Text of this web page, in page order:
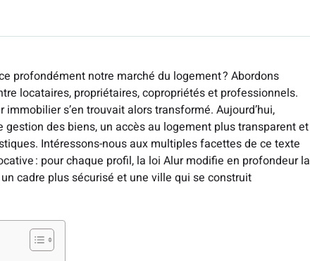
profondément notre marché du logement ? Abordons
locataires, propriétaires, copropriétés et professionnels.
s’en trouvait alors transformé. Aujourd’hui,
des biens, un accès au logement plus transparent et
Intéressons-nous aux multiples facettes de ce texte
: pour chaque profil, la loi Alur modifie en profondeur la
cadre plus sécurisé et une ville qui se construit